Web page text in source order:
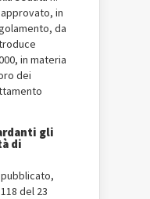
in
da
in materia
dei
gli
di
del 23